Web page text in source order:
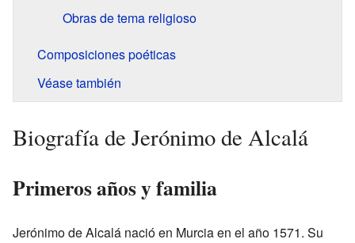
Obras de tema religioso
Composiciones poéticas
Véase también
Biografía de Jerónimo de Alcalá
Primeros años y familia
Jerónimo de Alcalá nació en Murcia en el año 1571. Su